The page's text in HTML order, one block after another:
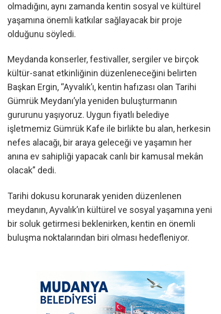
olmadığını, aynı zamanda kentin sosyal ve kültürel
yaşamına önemli katkılar sağlayacak bir proje
olduğunu söyledi.
Meydanda konserler, festivaller, sergiler ve birçok
kültür-sanat etkinliğinin düzenleneceğini belirten
Başkan Ergin, “Ayvalık’ı, kentin hafızası olan Tarihi
Gümrük Meydanı’yla yeniden buluşturmanın
gururunu yaşıyoruz. Uygun fiyatlı belediye
işletmemiz Gümrük Kafe ile birlikte bu alan, herkesin
nefes alacağı, bir araya geleceği ve yaşamın her
anına ev sahipliği yapacak canlı bir kamusal mekân
olacak” dedi.
Tarihi dokusu korunarak yeniden düzenlenen
meydanın, Ayvalık’ın kültürel ve sosyal yaşamına yeni
bir soluk getirmesi beklenirken, kentin en önemli
buluşma noktalarından biri olması hedefleniyor.